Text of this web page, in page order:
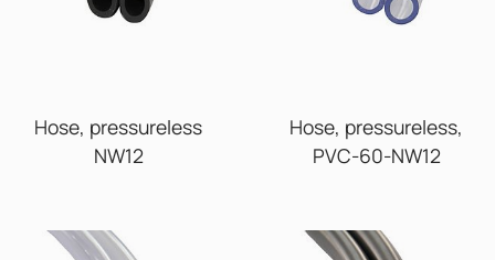
Hose, pressureless
NW12
Hose, pressureless,
PVC-60-NW12